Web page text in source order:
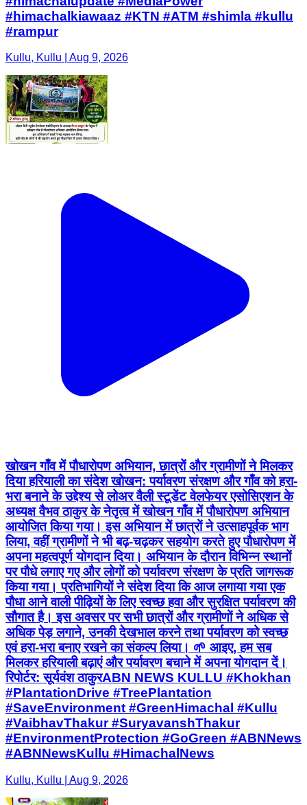
#himachalkiawaaz #KTN #ATM #shimla #kullu
#rampur
Kullu, Kullu | Aug 9, 2026
खोखन गाँव में पौधारोपण अभियान, छात्रों और ग्रामीणों ने मिलकर
दिया हरियाली का संदेश खोखन: पर्यावरण संरक्षण और गाँव को हरा-
भरा बनाने के उद्देश्य से लोअर वैली स्टूडेंट वेलफेयर एसोसिएशन के
अध्यक्ष वैभव ठाकुर के नेतृत्व में खोखन गाँव में पौधारोपण अभियान
आयोजित किया गया। इस अभियान में छात्रों ने उत्साहपूर्वक भाग
लिया, वहीं ग्रामीणों ने भी बढ़-चढ़कर सहयोग करते हुए पौधारोपण में
अपना महत्वपूर्ण योगदान दिया। अभियान के दौरान विभिन्न स्थानों
पर पौधे लगाए गए और लोगों को पर्यावरण संरक्षण के प्रति जागरूक
किया गया। प्रतिभागियों ने संदेश दिया कि आज लगाया गया एक
पौधा आने वाली पीढ़ियों के लिए स्वच्छ हवा और सुरक्षित पर्यावरण की
सौगात है। इस अवसर पर सभी छात्रों और ग्रामीणों ने अधिक से
अधिक पेड़ लगाने, उनकी देखभाल करने तथा पर्यावरण को स्वच्छ
एवं हरा-भरा बनाए रखने का संकल्प लिया। 🌱 आइए, हम सब
मिलकर हरियाली बढ़ाएं और पर्यावरण बचाने में अपना योगदान दें।
रिपोर्टर: सूर्यवंश ठाकुरABN NEWS KULLU #Khokhan
#PlantationDrive #TreePlantation
#SaveEnvironment #GreenHimachal #Kullu
#VaibhavThakur #SuryavanshThakur
#EnvironmentProtection #GoGreen #ABNNews
#ABNNewsKullu #HimachalNews
Kullu, Kullu | Aug 9, 2026